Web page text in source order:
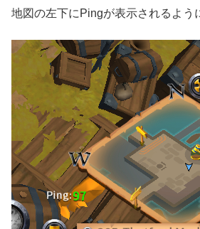
地図の左下にPingが表示されるよう